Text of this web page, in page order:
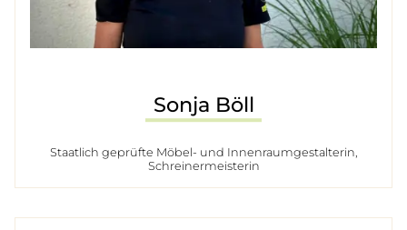
Sonja Böll
Staatlich geprüfte Möbel- und Innenraumgestalterin,
Schreinermeisterin